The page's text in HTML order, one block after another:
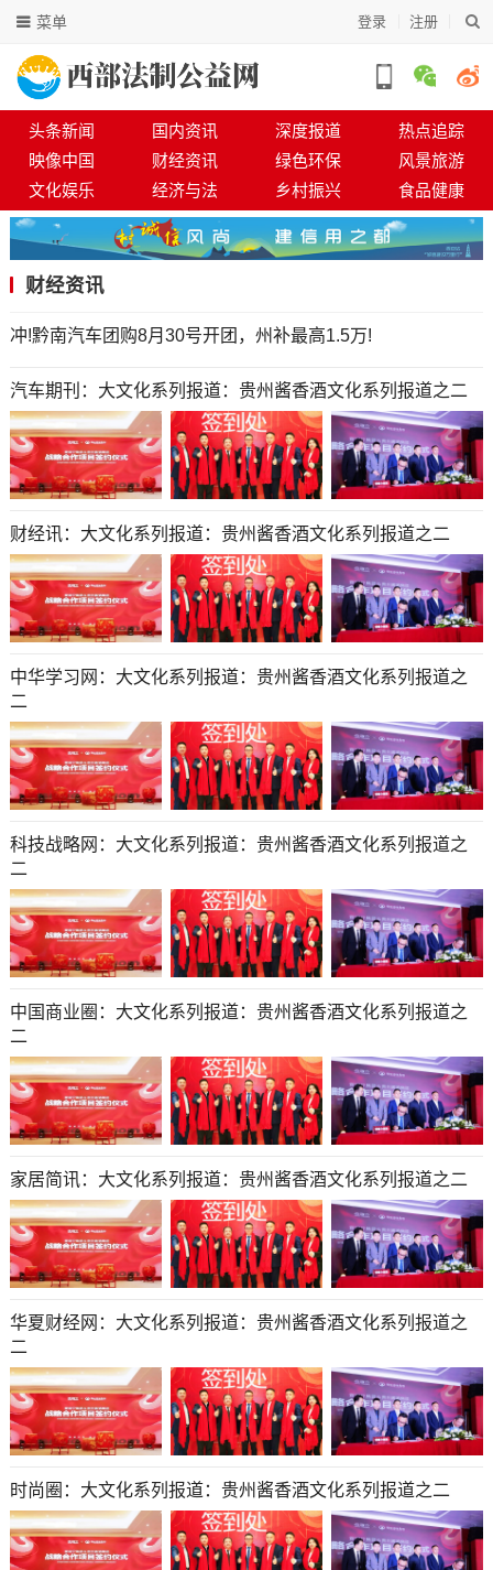
登录 注册
菜单
头条新闻 国内资讯 深度报道
热点追踪
映像中国
财经资讯 绿色环保
风景旅游
文化娱乐
经济与法 乡村振兴 食品健康
财经资讯
冲!黔南汽车团购8月30号开团，州补最高1.5万!
汽车期刊：大文化系列报道：贵州酱香酒文化系列报道之二
财经讯：大文化系列报道：贵州酱香酒文化系列报道之二
中华学习网：大文化系列报道：贵州酱香酒文化系列报道之
二
科技战略网：大文化系列报道：贵州酱香酒文化系列报道之
二
中国商业圈：大文化系列报道：贵州酱香酒文化系列报道之
二
家居简讯：大文化系列报道：贵州酱香酒文化系列报道之二
华夏财经网：大文化系列报道：贵州酱香酒文化系列报道之
二
时尚圈：大文化系列报道：贵州酱香酒文化系列报道之二